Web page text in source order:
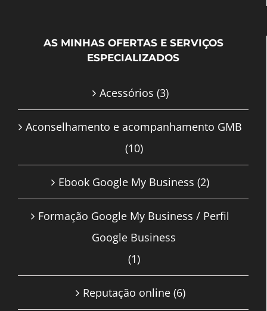
AS MINHAS OFERTAS E SERVIÇOS
ESPECIALIZADOS
Acessórios (3)
Aconselhamento e acompanhamento GMB
(10)
Ebook Google My Business (2)
Formação Google My Business / Perfil
Google Business
(1)
Reputação online (6)